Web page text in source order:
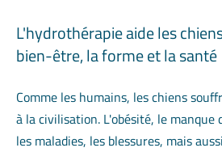
L'hydrothérapie aide les
bien-être, la forme et la santé
Comme les humains, les chiens
à la civilisation. L'obésité, le manque
les maladies, les blessures, mais